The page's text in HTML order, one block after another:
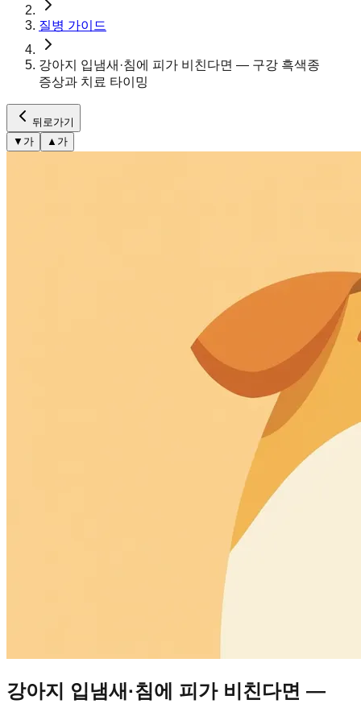
질병 가이드
강아지 입냄새·침에 피가 비친다면 — 구강 흑색종
증상과 치료 타이밍
뒤로가기
▼ 가 ▲ 가
강아지 입냄새·침에 피가 비친다면 —